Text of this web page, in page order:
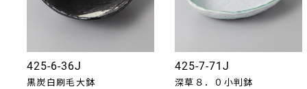
425-6-36J
黒炭白刷毛大鉢
425-7-71J
深草８．０小判鉢